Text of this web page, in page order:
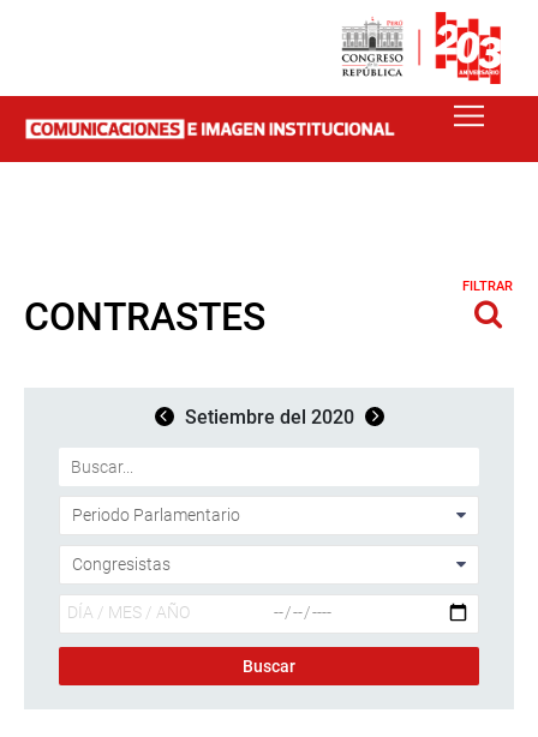
CONTRASTES
FILTRAR
Setiembre del 2020